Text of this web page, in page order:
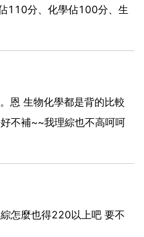
110分、化學佔100分、生
恩 生物化學都是背的比較
不補~~我理綜也不高呵呵
怎麼也得220以上吧 要不